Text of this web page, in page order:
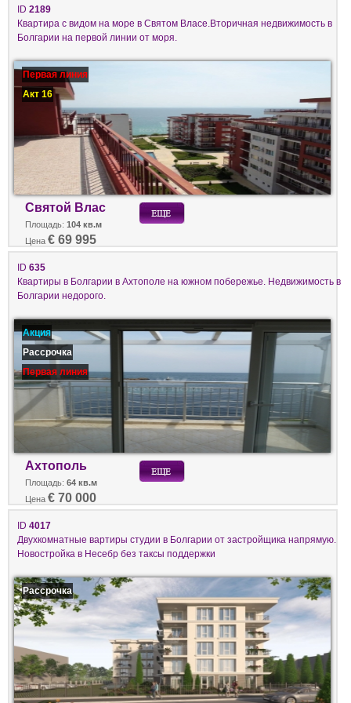
ID 2189
Квартира с видом на море в Святом Власе.Вторичная недвижимость в
Болгарии на первой линии от моря.
Первая линия
Акт 16
Святой Влас
Площадь: 104 кв.м
Цена € 69 995
ID 635
Квартиры в Болгарии в Ахтополе на южном побережье. Недвижимость в
Болгарии недорого.
Акция
Рассрочка
Первая линия
Ахтополь
Площадь: 64 кв.м
Цена € 70 000
ID 4017
Двухкомнатные вартиры студии в Болгарии от застройщика напрямую.
Новостройка в Несебр без таксы поддержки
Рассрочка